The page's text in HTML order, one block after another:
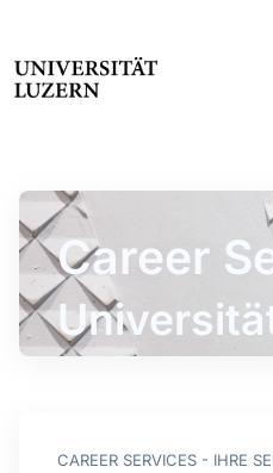
Career
CAREER SERVICES - IHRE